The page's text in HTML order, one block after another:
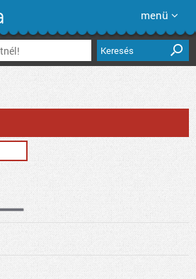
menü
Keresés